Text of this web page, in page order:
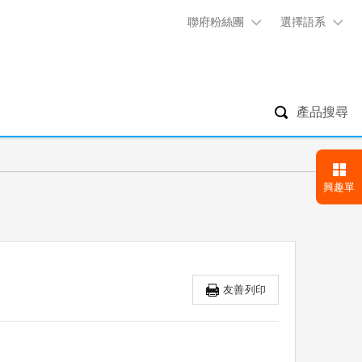
聯府粉絲團 選擇語系
產品搜尋
友善列印
興趣單